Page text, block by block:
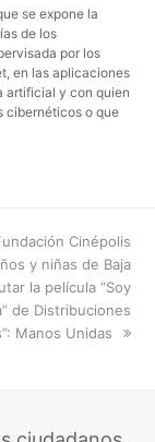
se expone la
de los
por los
en las aplicaciones
artificial y con quien
cibernéticos o que
Cinépolis
y niñas de Baja
la película “Soy
de Distribuciones
Manos Unidas